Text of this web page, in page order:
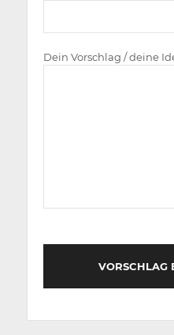
Dein Vorschlag / deine